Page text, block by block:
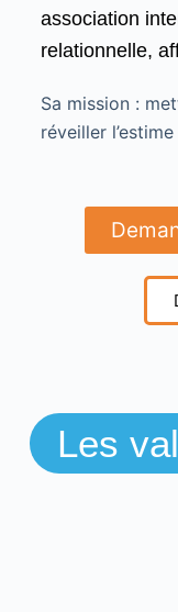
association
relationnelle,
Sa mission :
réveiller
Les